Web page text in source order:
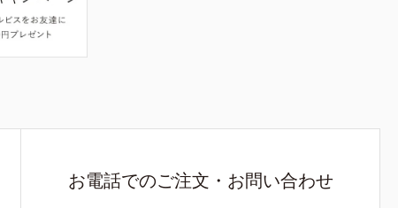
お電話でのご注文・お問い合わせ